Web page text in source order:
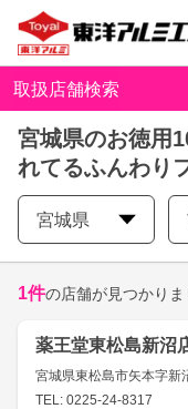
取扱店舗検索
宮城県のお徳用
れてるふんわり
宮城県
1件の店舗が見つかりま
薬王堂東松島新沼
宮城県東松島市矢本字新
TEL: 0225-24-8317